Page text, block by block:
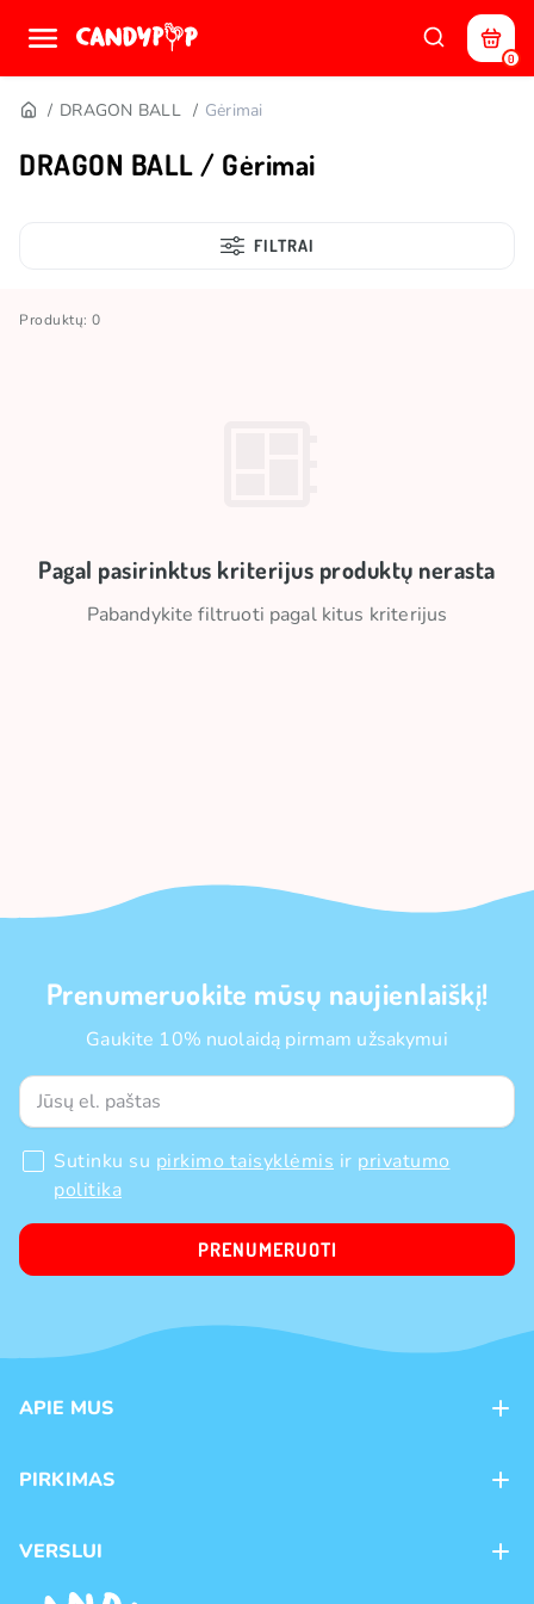
0
DRAGON BALL Gėrimai
DRAGON BALL / Gėrimai
FILTRAI
Produktų: 0
Pagal pasirinktus kriterijus produktų nerasta
Pabandykite filtruoti pagal kitus kriterijus
Prenumeruokite mūsų naujienlaiškį!
Gaukite 10% nuolaidą pirmam užsakymui
Sutinku su pirkimo taisyklėmis ir privatumo
politika
PRENUMERUOTI
APIE MUS
Kontaktai
PIRKIMAS
Pristatymas
VERSLUI
Franšizė